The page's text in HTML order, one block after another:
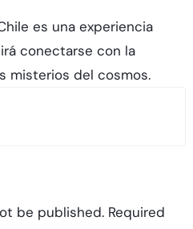
es una experiencia
conectarse con la
misterios del cosmos.
be published. Required